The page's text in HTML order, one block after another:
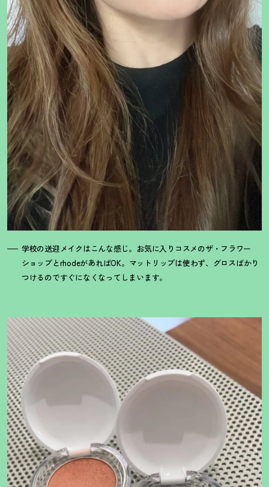
学校の送迎メイクはこんな感じ。お気に入りコスメのザ・フラワー
ショップとrhodeがあればOK。マットリップは使わず、グロスばかり
つけるのですぐになくなってしまいます。